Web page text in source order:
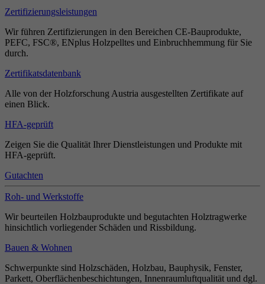
Zertifizierungsleistungen
Wir führen Zertifizierungen in den Bereichen CE-Bauprodukte,
PEFC, FSC®, ENplus Holzpelltes und Einbruchhemmung für Sie
durch.
Zertifikatsdatenbank
Alle von der Holzforschung Austria ausgestellten Zertifikate auf
einen Blick.
HFA-geprüft
Zeigen Sie die Qualität Ihrer Dienstleistungen und Produkte mit
HFA-geprüft.
Gutachten
Roh- und Werkstoffe
Wir beurteilen Holzbauprodukte und begutachten Holztragwerke
hinsichtlich vorliegender Schäden und Rissbildung.
Bauen & Wohnen
Schwerpunkte sind Holzschäden, Holzbau, Bauphysik, Fenster,
Parkett, Oberflächenbeschichtungen, Innenraumluftqualität und dgl.